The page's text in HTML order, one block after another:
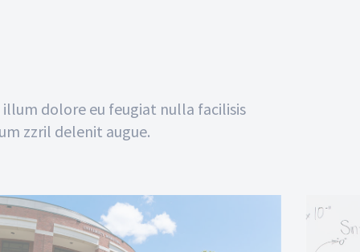
dolore eu feugiat nulla facilisis
zzril delenit augue.